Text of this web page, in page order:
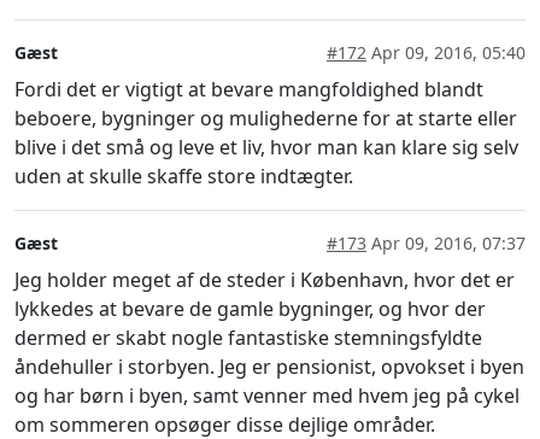
Gæst #172 Apr 09, 2016, 05:40
Fordi det er vigtigt at bevare mangfoldighed blandt
beboere, bygninger og mulighederne for at starte eller
blive i det små og leve et liv, hvor man kan klare sig selv
uden at skulle skaffe store indtægter.
Gæst #173 Apr 09, 2016, 07:37
Jeg holder meget af de steder i København, hvor det er
lykkedes at bevare de gamle bygninger, og hvor der
dermed er skabt nogle fantastiske stemningsfyldte
åndehuller i storbyen. Jeg er pensionist, opvokset i byen
og har børn i byen, samt venner med hvem jeg på cykel
om sommeren opsøger disse dejlige områder.